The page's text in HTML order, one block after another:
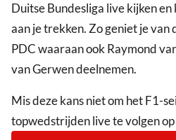
Duitse Bundesliga live kijken
aan je trekken. Zo geniet je
PDC waaraan ook Raymond
van Gerwen deelnemen.
Mis deze kans niet om het F1-
topwedstrijden live te volgen